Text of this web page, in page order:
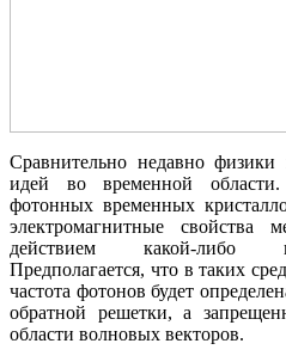
Сравнительно недавно физики
идей во временной
фотонных временных
электромагнитные свойства
действием какой-либо
Предполагается, что в таких
частота фотонов будет
обратной решетки, а
области волновых векторов.